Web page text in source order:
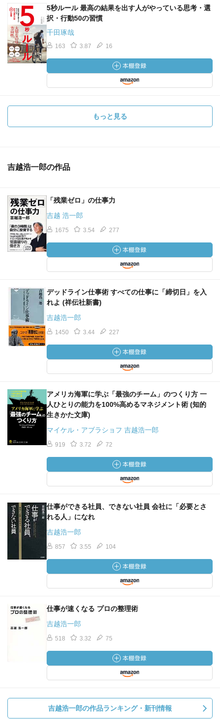
第6章 「どんどん動く」ための吉越流トレーニング!―「前
倒し」の下準備が実力アップにつながる
終章 さあ、楽しい人生のために!―「ワークライフバラン
ス」も「即断即決、即実行」「前倒し」で
━━━━━━━━━━━━━━━━━━━━━━━━━━
━━━━
◆マインドマップ◆
5秒ルール 最高の結果を出す人がやっている思考・選
択・行動50の習慣
千田琢哉
163 3.87 16
もっと見る
吉越浩一郎の作品
「残業ゼロ」の仕事力
吉越 浩一郎
1675 3.54 277
デッドライン仕事術 すべての仕事に「締切日」を入
れよ (祥伝社新書)
吉越浩一郎
1450 3.44 227
アメリカ海軍に学ぶ「最強のチーム」のつくり方 一
人ひとりの能力を100%高めるマネジメント術 (知的
生きかた文庫)
マイケル・アブラショフ 吉越浩一郎
919 3.72 72
仕事ができる社員、できない社員 会社に「必要とさ
れる人」になれ
吉越浩一郎
857 3.55 104
仕事が速くなる プロの整理術
吉越浩一郎
518 3.32 75
吉越浩一郎の作品ランキング・新刊情報